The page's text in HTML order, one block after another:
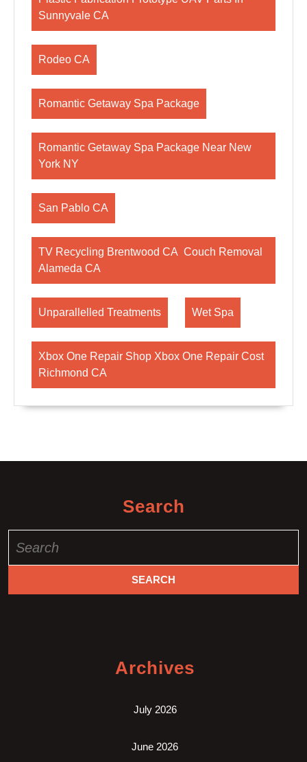
Sunnyvale CA
Rodeo CA
Romantic Getaway Spa Package
Romantic Getaway Spa Package Near New
York NY
San Pablo CA
TV Recycling Brentwood CA Couch Removal
Alameda CA
Unparallelled Treatments Wet Spa
Xbox One Repair Shop Xbox One Repair Cost
Richmond CA
Search
for:
Archives
July 2026
June 2026